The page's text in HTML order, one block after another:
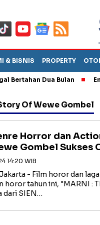
& BISNIS PROPERTY
Dua Bulan Empat
Of Wewe Gombel
Horror dan
Gombel Sukses
14:20 WIB
- Film horor dan
horor tahun ini, "MARNI :
dari SIEN…